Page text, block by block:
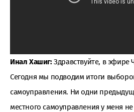
Инал Хашиг:Здравствуйте, в эфире
Сегодня мы подводим итоги
самоуправления. Ни одни
местного самоуправления у меня